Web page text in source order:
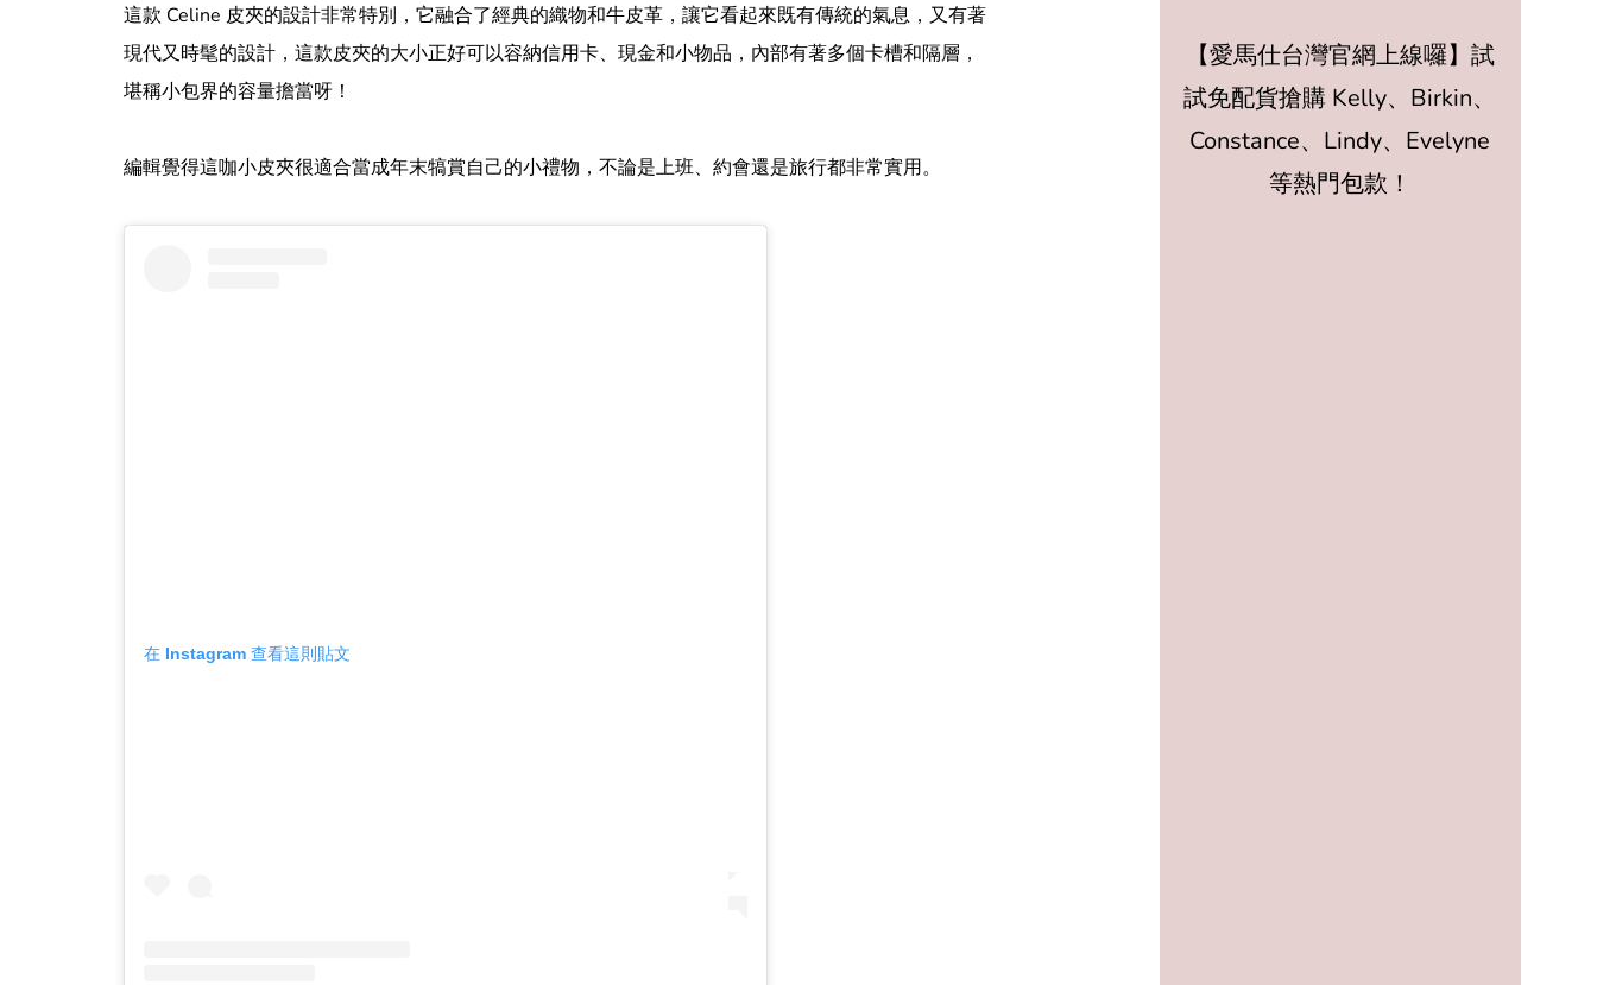
這款 Celine 皮夾的設計非常特別，它融合了經典的織物和牛皮革，讓它看起來既有傳統的氣息，又有著
現代又時髦的設計，這款皮夾的大小正好可以容納信用卡、現金和小物品，內部有著多個卡槽和隔層，
堪稱小包界的容量擔當呀！
編輯覺得這咖小皮夾很適合當成年末犒賞自己的小禮物，不論是上班、約會還是旅行都非常實用。
在 Instagram 查看這則貼文
【愛馬仕台灣官網上線囉】試
試免配貨搶購 Kelly、Birkin、
Constance、Lindy、Evelyne
等熱門包款！